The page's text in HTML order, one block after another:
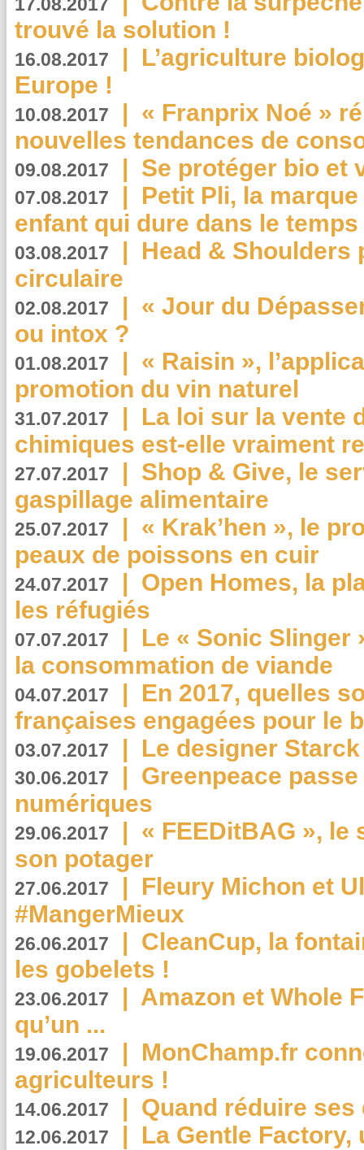
trouvé la solution !
16.08.2017 | L’agriculture
Europe !
10.08.2017 | « Franprix Noé »
nouvelles tendances de
09.08.2017 | Se protéger bio et
07.08.2017 | Petit Pli, la
enfant qui dure dans le temps
03.08.2017 | Head & Shoulders
circulaire
02.08.2017 | « Jour du
ou intox ?
01.08.2017 | « Raisin »,
promotion du vin naturel
31.07.2017 | La loi sur la vente
chimiques est-elle vraiment
27.07.2017 | Shop & Give, le
gaspillage alimentaire
25.07.2017 | « Krak’hen », le
peaux de poissons en cuir
24.07.2017 | Open Homes, la
les réfugiés
07.07.2017 | Le « Sonic Slinger
la consommation de viande
04.07.2017 | En 2017, quelles
françaises engagées pour le
03.07.2017 | Le designer
30.06.2017 | Greenpeace
numériques
29.06.2017 | « FEEDitBAG », le
son potager
27.06.2017 | Fleury Michon et
#MangerMieux
26.06.2017 | CleanCup, la
les gobelets !
23.06.2017 | Amazon et Whole
qu’un ...
19.06.2017 | MonChamp.fr
agriculteurs !
14.06.2017 | Quand réduire
12.06.2017 | La Gentle